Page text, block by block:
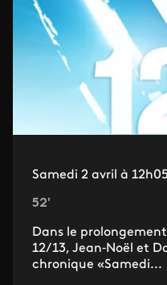
Samedi 2 avril à 12h05
52'
Dans le
12/13, Jean‐Noël et
chronique «Samedi...